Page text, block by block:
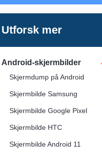
Utforsk mer
Android-skjermbilder
Skjermdump på Android
Skjermbilde Samsung
Skjermbilde Google Pixel
Skjermbilde HTC
Skjermbilde Android 11